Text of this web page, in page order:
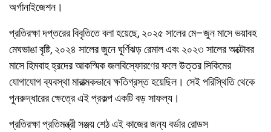
অর্গানাইজেশন।
প্রতিরক্ষা দপ্তরের বিবৃতিতে বলা হয়েছে, ২০২৫ সালের মে–জুন মাসে ভয়াবহ
মেঘভাঙা বৃষ্টি, ২০২৪ সালের জুনে ঘূর্ণিঝড় রেমাল এবং ২০২৩ সালের অক্টোবর
মাসে হিমবাহ হ্রদের আকস্মিক জলবিস্ফোরণের ফলে উত্তর সিকিমের
যোগাযোগ ব্যবস্থা মারাত্মকভাবে ক্ষতিগ্রস্ত হয়েছিল। সেই পরিস্থিতি থেকে
পুনরুদ্ধারের ক্ষেত্রে এই প্রকল্প একটি বড় সাফল্য।
প্রতিরক্ষা প্রতিমন্ত্রী সঞ্জয় শেঠ এই কাজের জন্য বর্ডার রোডস